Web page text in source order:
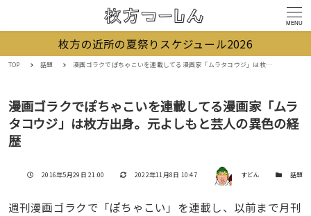
MENU
枚方の近所の夏祭りスケジュール2026
TOP 話題 漫画ゴラクでぽちゃこいを連載してる漫画家「ムラタコウジ」は枚方出身。元よしもと芸人の異色の経歴
漫画ゴラクでぽちゃこいを連載してる漫画家「ムラ
タコウジ」は枚方出身。元よしもと芸人の異色の経
歴
投稿日
2016年5月29日 21:00 更新日
2022年11月8日 10:47 著者 すどん カテゴリー
話題
週刊漫画ゴラクで「ぽちゃこい」を連載し、以前まで月刊